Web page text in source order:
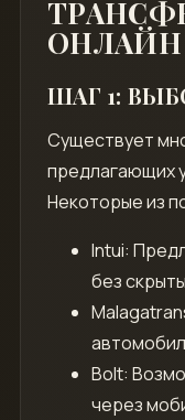
ОНЛАЙН
ШАГ 1:
Существует
предлагающих
Некоторые из
Intui:
без
Bolt:
через